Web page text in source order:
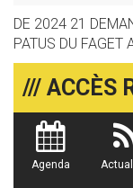
DE 2024 21
PATUS DU FAGET
/// ACCÈS
Agenda